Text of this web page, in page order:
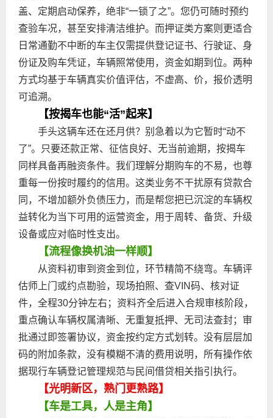
盖、定期启动保养，绝非“一锁了之”。您仍可随时预约
查验车况，甚至安排清洁维护。而押证类方案则更适合
日常通勤不中断的车主仅需提供登记证书、行驶证、身
份证及购车凭证，车辆照常使用，资金如期到位。两种
方式均基于车辆真实价值评估，不虚高、价，报价透明
可追溯。
【按揭车也能“活”起来】
手头这辆车还在还月供？别急着以为它暂时“动不
了”。只要还款正常、征信良好、无当前逾期，按揭车
同样具备再融资条件。我们理解分期购车的不易，也尊
重每一份按时履约的信用。这类业务不干扰原有贷款合
同，不增加额外负债压力，而是帮您把已沉淀的车辆权
益转化为当下可用的运营资金，用于周转、备货、升级
设备或应对临时性支出。
【流程像换机油一样顺】
从资料初审到资金到位，环节精简不绕弯。车辆评
估师上门或约点勘验，现场拍照、查VIN码、核对证
件，全程30分钟左右；资料齐全后进入合规审核阶段，
重点确认车辆权属清晰、无重复抵押、无司法查封；审
批通过即签署协议，资金按约定方式划转。没有层层加
码的附加条款，没有模糊不清的费用说明，所有操作依
据现行车辆登记管理规范与民间借贷相关指引执行。
【光明新区，熟门更熟路】
【车是工具，人是主角】